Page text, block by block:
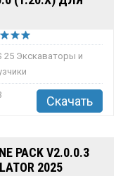
25 Экскаваторы и
Скачать
PACK V2.0.0.3
2025